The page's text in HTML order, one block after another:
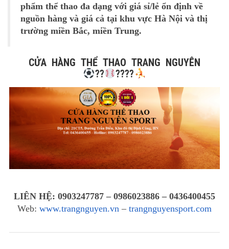
phẩm thể thao đa dạng với giá sỉ/lẻ ổn định về
nguồn hàng và giá cả tại khu vực Hà Nội và thị
trường miền Bắc, miền Trung.
CỬA HÀNG THỂ THAO TRANG NGUYÊN
?? ????
LIÊN HỆ: 0903247787 – 0986023886 – 0436400455
Web: www.trangnguyen.vn – trangnguyensport.com